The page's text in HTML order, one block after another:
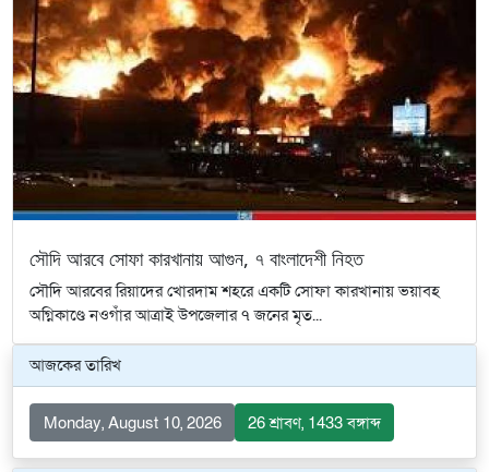
সৌদি আরবে সোফা কারখানায় আগুন, ৭ বাংলাদেশী নিহত
সৌদি আরবের রিয়াদের খোরদাম শহরে একটি সোফা কারখানায় ভয়াবহ
অগ্নিকাণ্ডে নওগাঁর আত্রাই উপজেলার ৭ জনের মৃত...
আজকের তারিখ
Monday, August 10, 2026 26 শ্রাবণ, 1433 বঙ্গাব্দ